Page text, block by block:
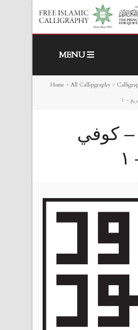
MENU
Home > All Callipgraphy >
– ١
– كوفي